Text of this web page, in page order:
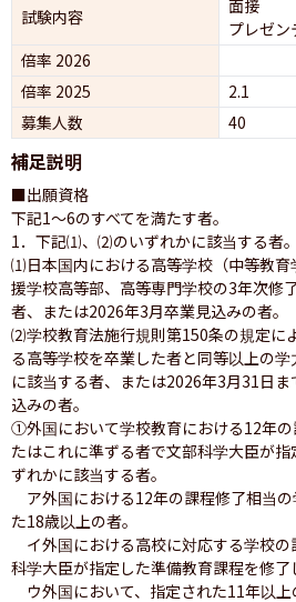
試験内容
面接
プレゼン
倍率 2026
倍率 2025
2.1
募集人数
40
補足説明
■出願資格
下記1〜6のすべてを満たす者。
1．下記⑴、⑵のいずれかに該当する者。
⑴日本国内における高等学校（中等教育
援学校高等部、高等専門学校の3年次修
者、または2026年3月卒業見込みの者。
⑵学校教育法施行規則第150条の規定に
る高等学校を卒業した者と同等以上の
に該当する者、または2026年3月31日
込みの者。
①外国において学校教育における12年の
たはこれに準ずる者で文部科学大臣が
ずれかに該当する者。
ア外国における12年の課程修了相当
た18歳以上の者。
イ外国における高校に対応する学校の
科学大臣が指定した準備教育課程を修了
ウ外国において、指定された11年以